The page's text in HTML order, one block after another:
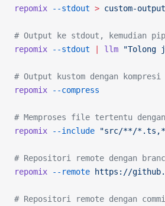
repomix --stdout > custom-
# Output ke stdout, kemudian
repomix --stdout llm "Tolong
# Output kustom dengan kompresi
repomix --compress
# Memproses file tertentu
repomix --include "src/**/
# Repositori remote dengan
repomix --remote https://
# Repositori remote dengan